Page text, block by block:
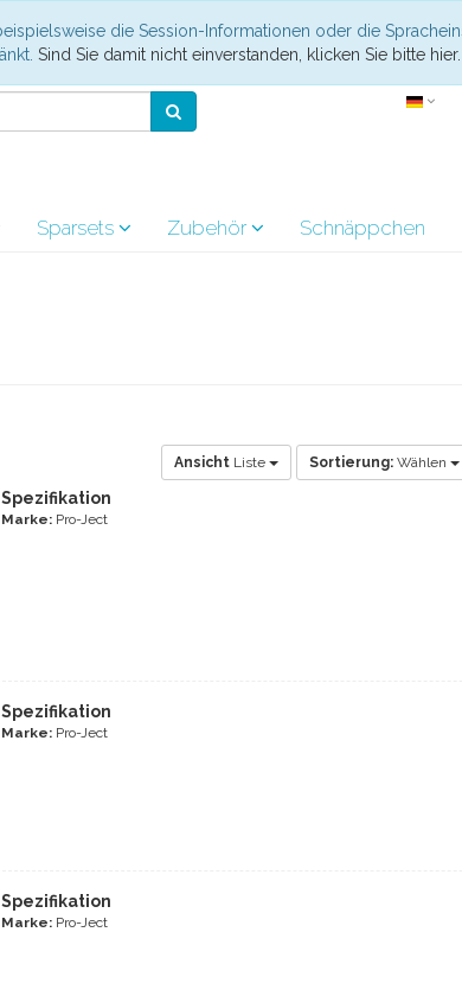
die Session-Informationen oder die
Sind Sie damit nicht einverstanden, klicken Sie bitte hier.
Sparsets Zubehör Schnäppchen
Ansicht Liste Sortierung: Wählen
Spezifikation
Marke: Pro-Ject
Spezifikation
Marke: Pro-Ject
Spezifikation
Marke: Pro-Ject